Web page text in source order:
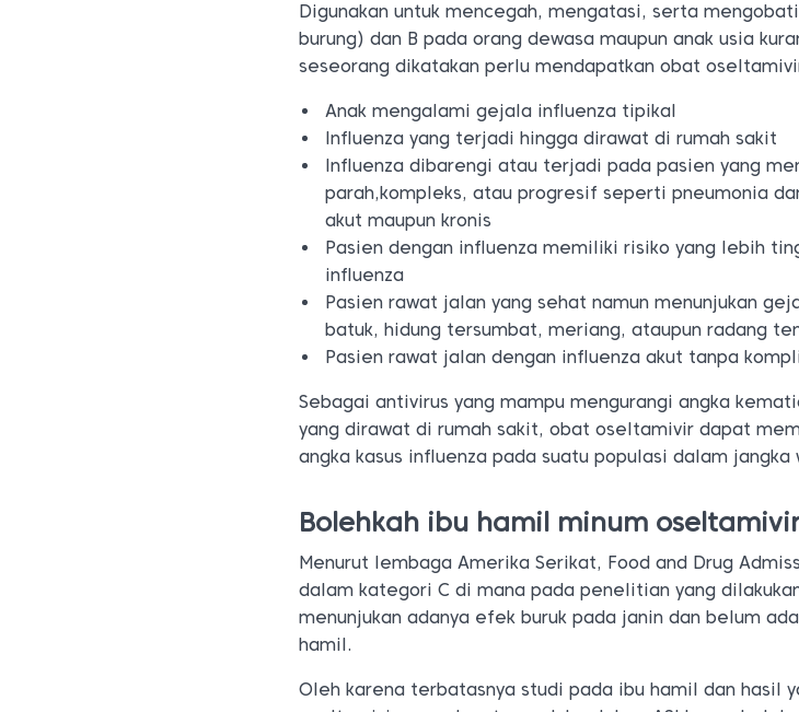
Digunakan untuk mencegah, mengatasi, serta
burung) dan B pada orang dewasa maupun anak usia
seseorang dikatakan perlu mendapatkan obat
Anak mengalami gejala influenza tipikal
Influenza yang terjadi hingga dirawat di rumah sakit
Influenza dibarengi atau terjadi pada pasien yang
parah,kompleks, atau progresif seperti pneumonia
akut maupun kronis
Pasien dengan influenza memiliki risiko yang lebih
influenza
Pasien rawat jalan yang sehat namun menunjukan
batuk, hidung tersumbat, meriang, ataupun radang
Pasien rawat jalan dengan influenza akut tanpa
Sebagai antivirus yang mampu mengurangi angka
yang dirawat di rumah sakit, obat oseltamivir dapat
angka kasus influenza pada suatu populasi dalam
Bolehkah ibu hamil minum
Menurut lembaga Amerika Serikat, Food and Drug
dalam kategori C di mana pada penelitian yang
menunjukan adanya efek buruk pada janin dan belum
hamil.
Oleh karena terbatasnya studi pada ibu hamil dan hasil